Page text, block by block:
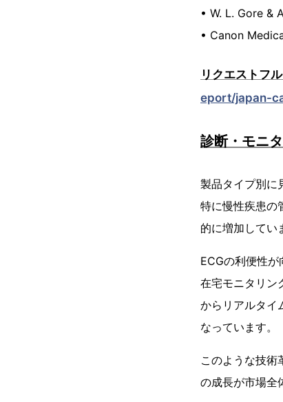
• W. L. Gore &
• Canon
リクエストフ
eport/japan-
診断・モニ
製品タイプ別に
特に慢性疾患の
的に増加してい
ECGの利便性
在宅モニタリン
からリアルタイ
なっています。
このような技術
の成長が市場全